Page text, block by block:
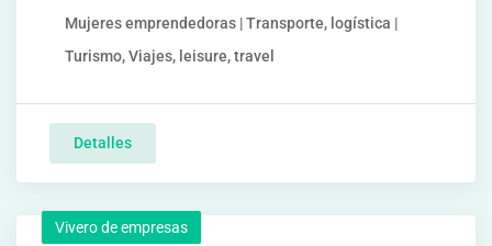
Mujeres emprendedoras | Transporte, logística |
Turismo, Viajes, leisure, travel
Detalles
Vivero de empresas